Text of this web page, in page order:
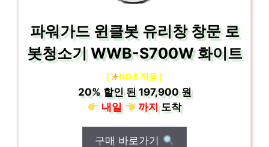
파워가드 윈클봇 유리창 창문 로
봇청소기 WWB-S700W 화이트
[ NO.6 제품 ]
20%할인 된197,900 원
내일
까지도착
구매 바로가기